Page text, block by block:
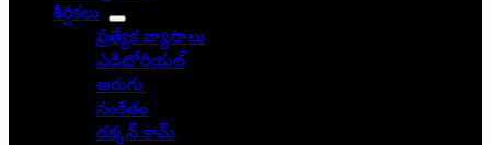
శీర్షికలు
ప్రత్యేక వ్యాసాలు
ఎడిటోరియల్
అరుగు
సంకేతం
దక్కన్.కామ్